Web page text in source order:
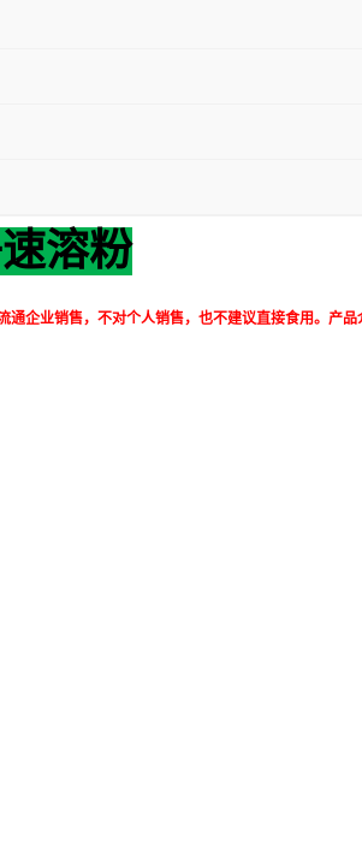
溶粉
企业销售，不对个人销售，也不建议直接食用。产